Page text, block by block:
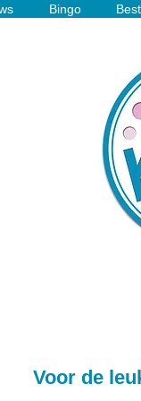
Voor de
Bingo